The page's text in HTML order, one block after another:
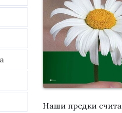
Наши предки